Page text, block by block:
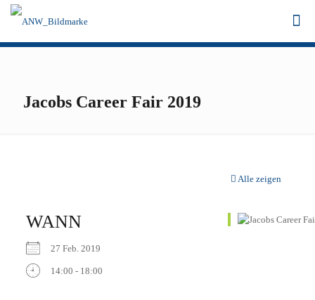
Jacobs Career Fair 2019
Alle zeigen
WANN
27 Feb. 2019
14:00 - 18:00